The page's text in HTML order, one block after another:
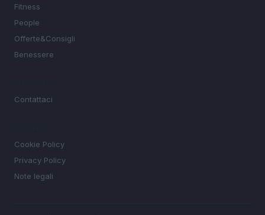
Fitness
People
Offerte&Consigli
Benessere
Contattaci
Cookie Policy
Privacy Policy
Note legali